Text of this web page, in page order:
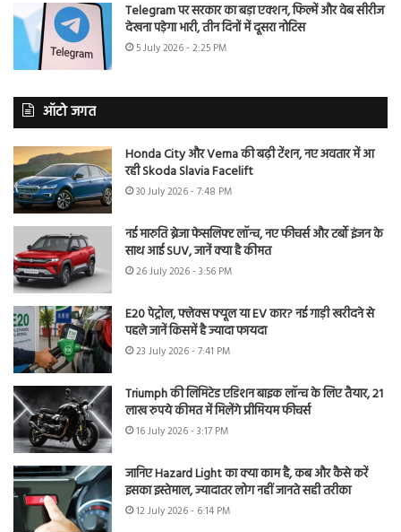
Telegram पर सरकार का बड़ा एक्शन, फिल्में और वेब सीरीज
देखना पड़ेगा भारी, तीन दिनों में दूसरा नोटिस
5 July 2026 - 2:25 PM
ऑटो जगत
Honda City और Verna की बढ़ी टेंशन, नए अवतार में आ
रही Skoda Slavia Facelift
30 July 2026 - 7:48 PM
नई मारुति ब्रेजा फेसलिफ्ट लॉन्च, नए फीचर्स और टर्बो इंजन के
साथ आई SUV, जानें क्या है कीमत
26 July 2026 - 3:56 PM
E20 पेट्रोल, फ्लेक्स फ्यूल या EV कार? नई गाड़ी खरीदने से
पहले जानें किसमें है ज्यादा फायदा
23 July 2026 - 7:41 PM
Triumph की लिमिटेड एडिशन बाइक लॉन्च के लिए तैयार, 21
लाख रुपये कीमत में मिलेंगे प्रीमियम फीचर्स
16 July 2026 - 3:17 PM
जानिए Hazard Light का क्या काम है, कब और कैसे करें
इसका इस्तेमाल, ज्यादातर लोग नहीं जानते सही तरीका
12 July 2026 - 6:14 PM